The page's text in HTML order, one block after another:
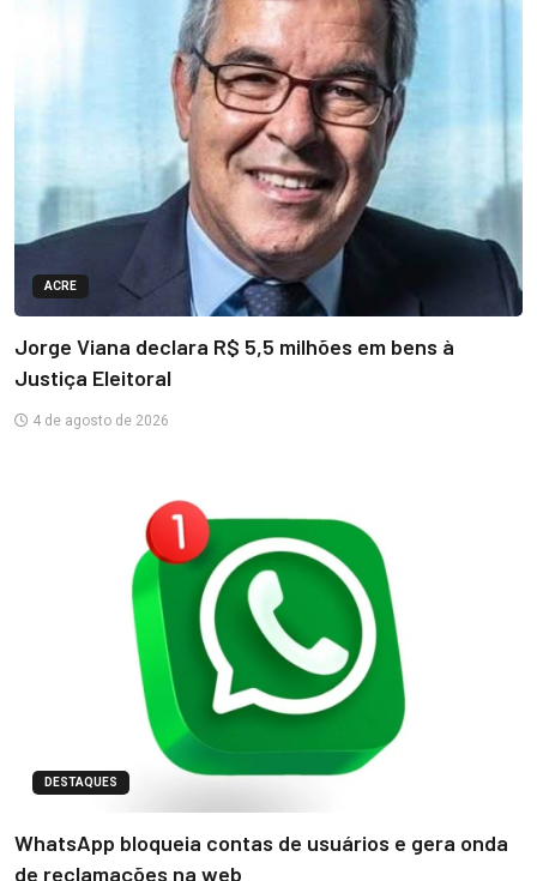
ACRE
Jorge Viana declara R$ 5,5 milhões em bens à
Justiça Eleitoral
4 de agosto de 2026
DESTAQUES
WhatsApp bloqueia contas de usuários e gera onda
de reclamações na web